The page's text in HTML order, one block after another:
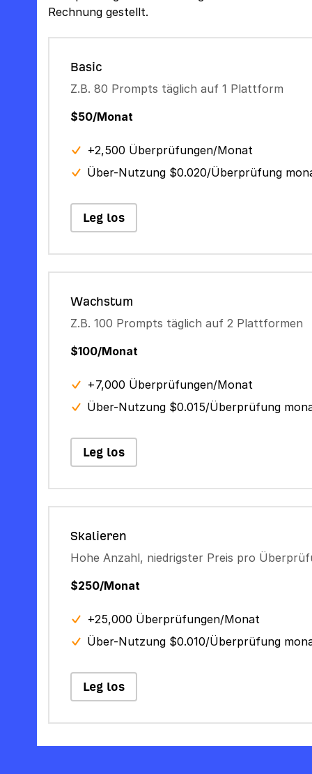
Rechnung gestellt.
Basic
Z.B. 80 Prompts täglich auf 1 Plattform
$50/Monat
+2,500 Überprüfungen/Monat
Über-Nutzung $0.020/Überprüfung
Leg los
Wachstum
Z.B. 100 Prompts täglich auf 2 Plattformen
$100/Monat
+7,000 Überprüfungen/Monat
Über-Nutzung $0.015/Überprüfung
Leg los
Skalieren
Hohe Anzahl, niedrigster Preis pro
$250/Monat
+25,000 Überprüfungen/Monat
Über-Nutzung $0.010/Überprüfung
Leg los